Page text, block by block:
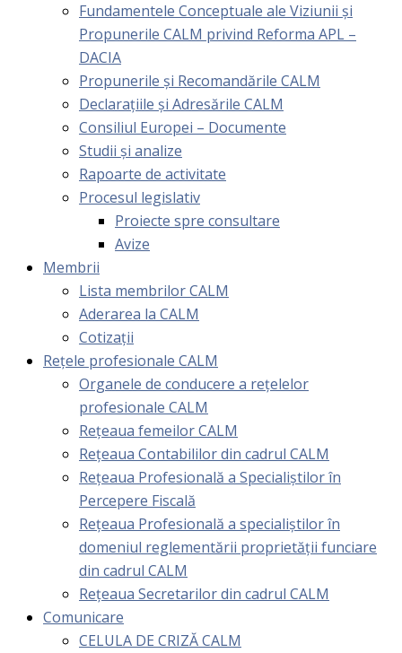
Fundamentele Conceptuale ale Viziunii și
Propunerile CALM privind Reforma APL –
DACIA
Propunerile și Recomandările CALM
Declarațiile și Adresările CALM
Consiliul Europei – Documente
Studii și analize
Rapoarte de activitate
Procesul legislativ
Proiecte spre consultare
Avize
Membrii
Lista membrilor CALM
Aderarea la CALM
Cotizaţii
Rețele profesionale CALM
Organele de conducere a rețelelor
profesionale CALM
Rețeaua femeilor CALM
Rețeaua Contabililor din cadrul CALM
Rețeaua Profesională a Specialiștilor în
Percepere Fiscală
Reţeaua Profesională a specialiştilor în
domeniul reglementării proprietăţii funciare
din cadrul CALM
Rețeaua Secretarilor din cadrul CALM
Comunicare
CELULA DE CRIZĂ CALM